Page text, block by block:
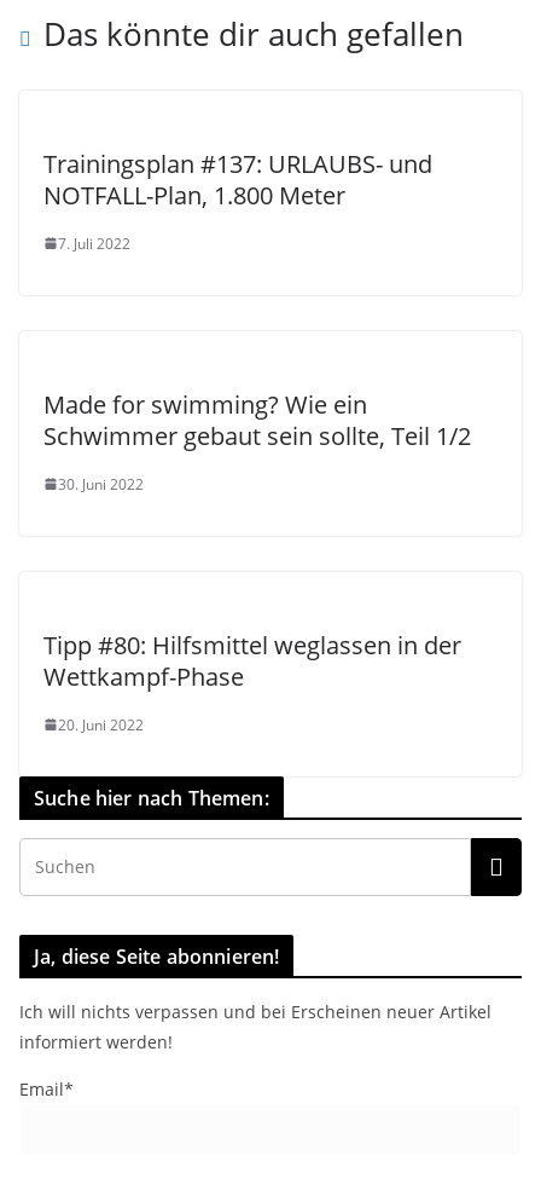
Das könnte dir auch gefallen
Trainingsplan #137: URLAUBS- und
NOTFALL-Plan, 1.800 Meter
7. Juli 2022
Made for swimming? Wie ein
Schwimmer gebaut sein sollte, Teil 1/2
30. Juni 2022
Tipp #80: Hilfsmittel weglassen in der
Wettkampf-Phase
20. Juni 2022
Suche hier nach Themen:
Ja, diese Seite abonnieren!
Ich will nichts verpassen und bei Erscheinen neuer Artikel
informiert werden!
Email*